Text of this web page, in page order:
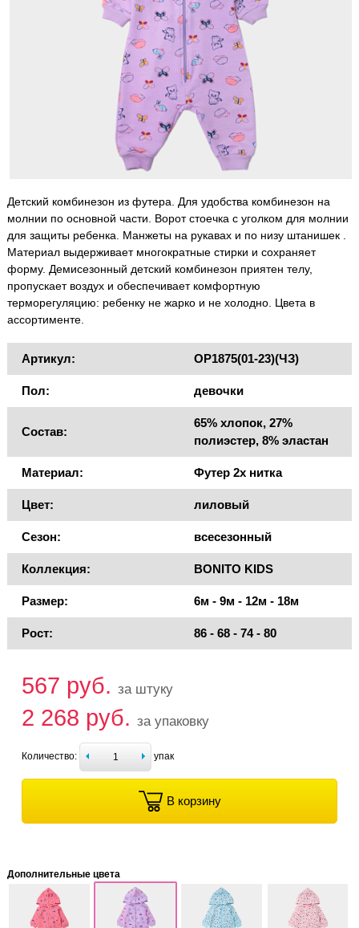
Детский комбинезон из футера. Для удобства комбинезон на
молнии по основной части. Ворот стоечка с уголком для молнии
для защиты ребенка. Манжеты на рукавах и по низу штанишек .
Материал выдерживает многократные стирки и сохраняет
форму. Демисезонный детский комбинезон приятен телу,
пропускает воздух и обеспечивает комфортную
терморегуляцию: ребенку не жарко и не холодно. Цвета в
ассортименте.
Артикул: OP1875(01-23)(ЧЗ)
Пол: девочки
Состав:
65% хлопок, 27%
полиэстер, 8% эластан
Материал: Футер 2х нитка
Цвет: лиловый
Сезон: всесезонный
Коллекция: BONITO KIDS
Размер: 6м - 9м - 12м - 18м
Рост: 86 - 68 - 74 - 80
567 руб. за штуку
2 268 руб. за упаковку
Количество: упак
В корзину
Дополнительные цвета